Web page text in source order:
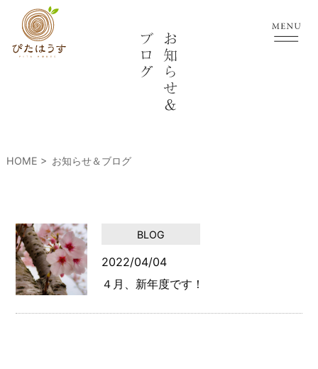
HOME お知らせ＆ブログ
BLOG
2022/04/04
４月、新年度です！